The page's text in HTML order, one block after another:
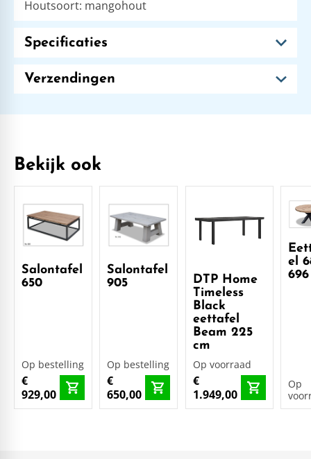
​Houtsoort: mangohout
Specificaties
Verzendingen
Bekijk ook
Salontafel
650
Op bestelling
€
929,00
Salontafel
905
Op bestelling
€
650,00
DTP Home
Timeless
Black
eettafel
Beam 225
cm
Op voorraad
€
1.949,00
el
696
Op